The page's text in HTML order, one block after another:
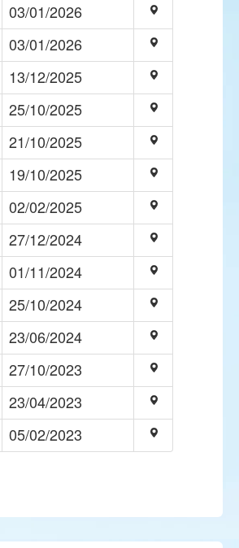
03/01/2026
03/01/2026
13/12/2025
25/10/2025
21/10/2025
19/10/2025
02/02/2025
27/12/2024
01/11/2024
25/10/2024
23/06/2024
27/10/2023
23/04/2023
05/02/2023